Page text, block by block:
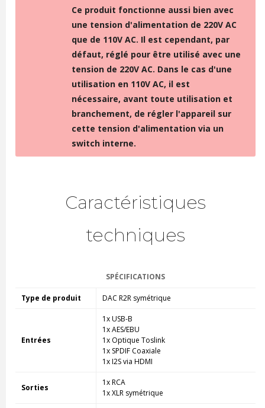
Ce produit fonctionne aussi bien avec
une tension d'alimentation de 220V AC
que de 110V AC. Il est cependant, par
défaut, réglé pour être utilisé avec une
tension de 220V AC. Dans le cas d'une
utilisation en 110V AC, il est
nécessaire, avant toute utilisation et
branchement, de régler l'appareil sur
cette tension d'alimentation via un
switch interne.
Caractéristiques
techniques
SPÉCIFICATIONS
Type de produit DAC R2R symétrique
Entrées
1x USB-B
1x AES/EBU
1x Optique Toslink
1x SPDIF Coaxiale
1x I2S via HDMI
Sorties
1x RCA
1x XLR symétrique